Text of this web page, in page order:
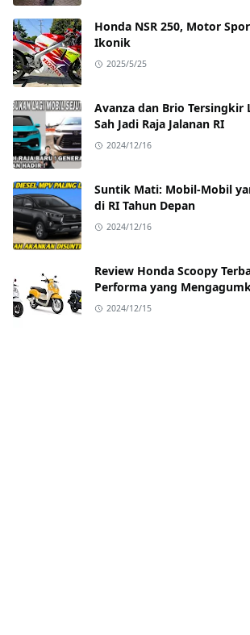
Honda NSR 250, Motor
Ikonik
2025/5/25
Avanza dan Brio Tersingkir
Sah Jadi Raja Jalanan RI
2024/12/16
Suntik Mati: Mobil-Mobil
di RI Tahun Depan
2024/12/16
Review Honda Scoopy
Performa yang
2024/12/15